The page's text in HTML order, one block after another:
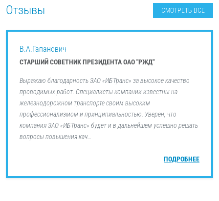
Отзывы СМОТРЕТЬ ВСЕ
В.А.Гапанович
СТАРШИЙ СОВЕТНИК ПРЕЗИДЕНТА ОАО "РЖД"
Выражаю благодарность ЗАО «ИБТранс» за высокое качество
проводимых работ. Специалисты компании известны на
железнодорожном транспорте своим высоким
профессионализмом и принципиальностью. Уверен, что
компания ЗАО «ИБТранс» будет и в дальнейшем успешно решать
вопросы повышения кач…
ПОДРОБНЕЕ